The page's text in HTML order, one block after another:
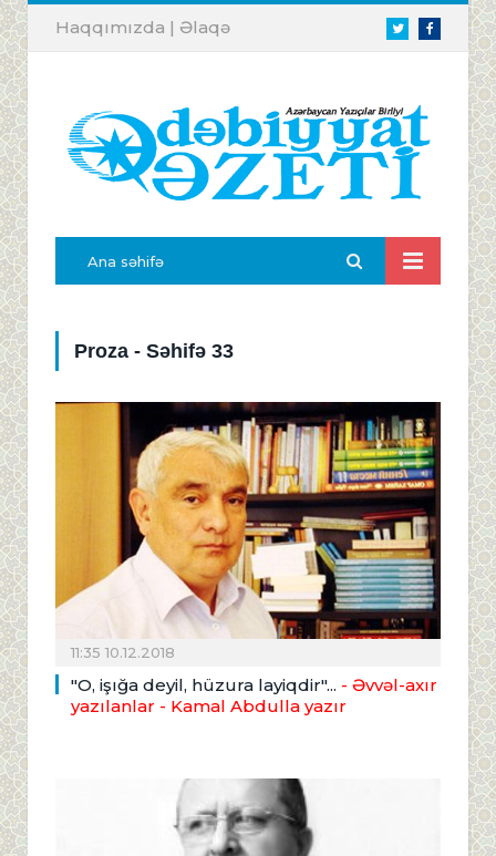
TwitterFacebook
Haqqımızda | Əlaqə
Ana səhifə
Proza - Səhifə 33
11:35 10.12.2018
"O, işığa deyil, hüzura layiqdir"... - Əvvəl-axır
yazılanlar - Kamal Abdulla yazır